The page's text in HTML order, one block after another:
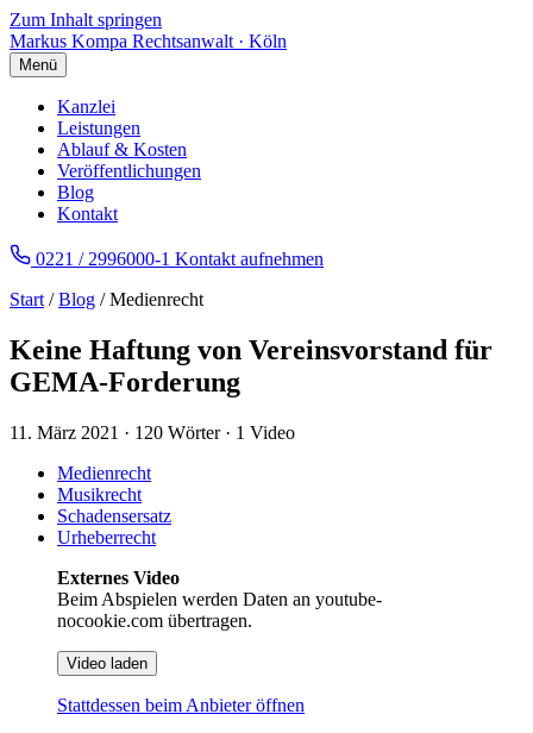
Zum Inhalt springen
Markus Kompa Rechtsanwalt · Köln
Menü
Kanzlei
Leistungen
Ablauf & Kosten
Veröffentlichungen
Blog
Kontakt
0221 / 2996000-1 Kontakt aufnehmen
Start /Blog / Medienrecht
Keine Haftung von Vereinsvorstand für
GEMA-Forderung
11. März 2021 · 120 Wörter · 1 Video
Medienrecht
Musikrecht
Schadensersatz
Urheberrecht
Externes Video
Beim Abspielen werden Daten an youtube-
nocookie.com übertragen.
Video laden
Stattdessen beim Anbieter öffnen